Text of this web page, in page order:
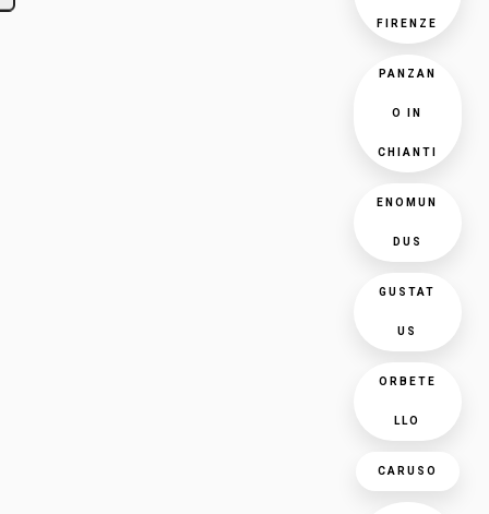
FIRENZE
PANZAN
O IN
CHIANTI
ENOMUN
DUS
GUSTAT
US
ORBETE
LLO
CARUSO